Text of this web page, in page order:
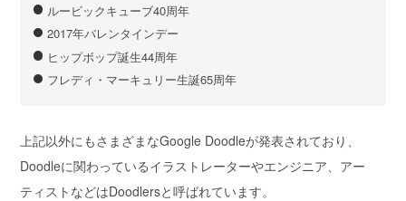
ルービックキューブ40周年
2017年バレンタインデー
ヒップボップ誕生44周年
フレディ・マーキュリー生誕65周年
上記以外にもさまざまなGoogle Doodleが発表されており、
Doodleに関わっているイラストレーターやエンジニア、アー
ティストなどはDoodlersと呼ばれています。